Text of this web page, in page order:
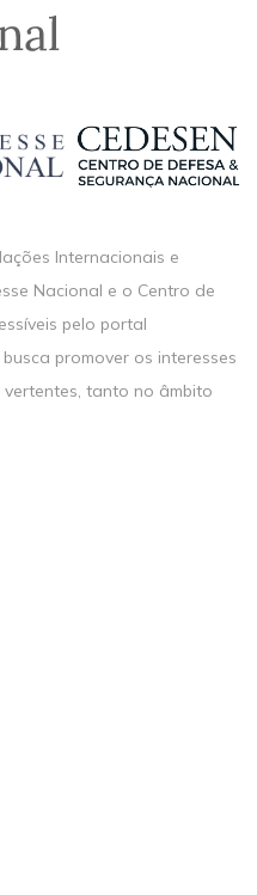
Internacionais e
Nacional e o Centro de
pelo portal
promover os interesses
tanto no âmbito